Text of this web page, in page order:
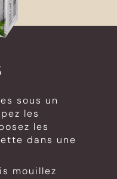
sous un
les
les
dans une
mouillez